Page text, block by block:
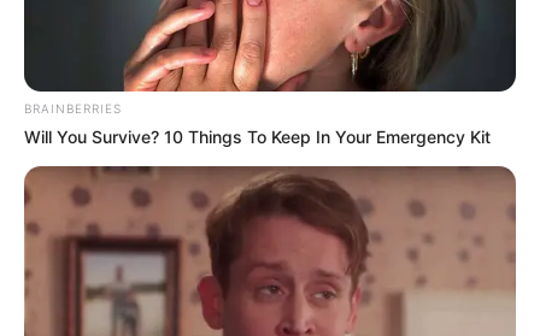
Puedes leer:Procuraduría suspendió a exalcalde William
Dau por sobrecostos en el PAE
BRAINBERRIES
Will You Survive? 10 Things To Keep In Your Emergency Kit